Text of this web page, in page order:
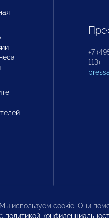
+7
113)
Мы используем cookie. Они
политикой